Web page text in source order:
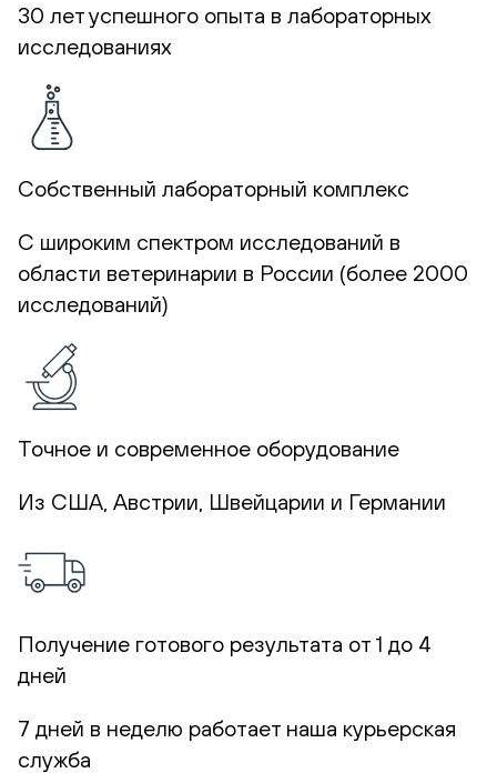
30 лет успешного опыта в лабораторных
исследованиях
Собственный лабораторный комплекс
С широким спектром исследований в
области ветеринарии в России (более 2000
исследований)
Точное и современное оборудование
Из США, Австрии, Швейцарии и Германии
Получение готового результата от 1 до 4
дней
7 дней в неделю работает наша курьерская
служба